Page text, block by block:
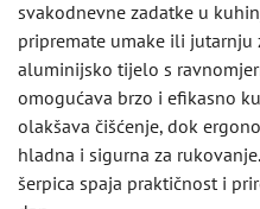
svakodnevne zadatke u
pripremate umake ili jutarnju
aluminijsko tijelo s
omogućava brzo i efikasno
olakšava čišćenje, dok
hladna i sigurna za
šerpica spaja praktičnost i